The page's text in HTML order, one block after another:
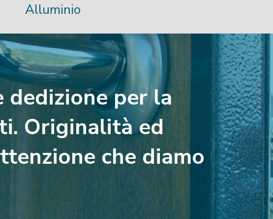
Alluminio
dedizione per la
Originalità ed
che diamo